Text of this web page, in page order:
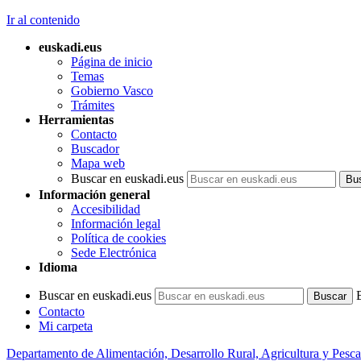
Ir al contenido
euskadi.eus
Página de inicio
Temas
Gobierno Vasco
Trámites
Herramientas
Contacto
Buscador
Mapa web
Buscar en euskadi.eus
Información general
Accesibilidad
Información legal
Política de cookies
Sede Electrónica
Idioma
Buscar en euskadi.eus
Contacto
Mi carpeta
Departamento de Alimentación, Desarrollo Rural, Agricultura y Pesca